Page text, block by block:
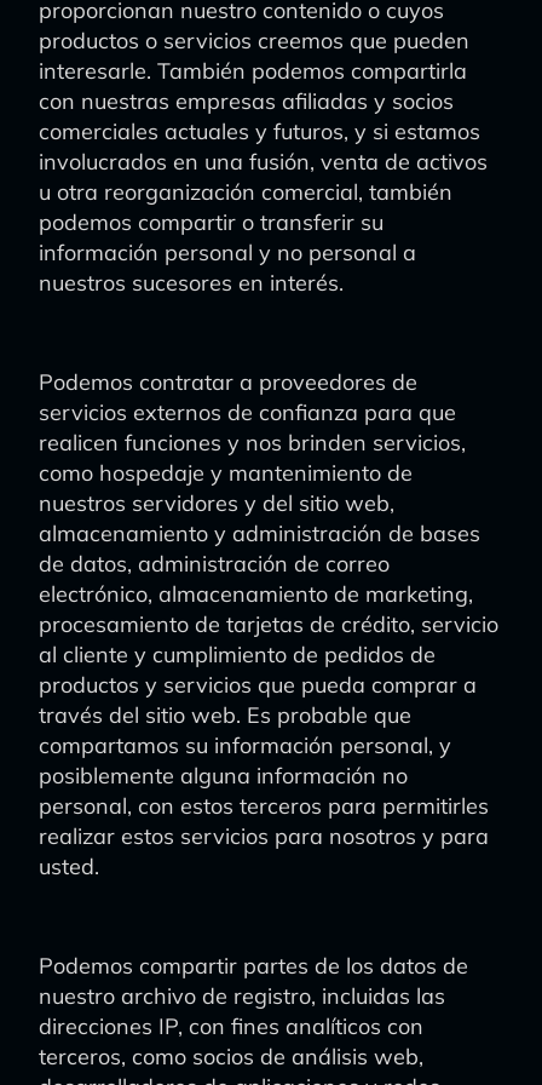
proporcionan nuestro contenido o cuyos
productos o servicios creemos que pueden
interesarle. También podemos compartirla
con nuestras empresas afiliadas y socios
comerciales actuales y futuros, y si estamos
involucrados en una fusión, venta de activos
u otra reorganización comercial, también
podemos compartir o transferir su
información personal y no personal a
nuestros sucesores en interés.
Podemos contratar a proveedores de
servicios externos de confianza para que
realicen funciones y nos brinden servicios,
como hospedaje y mantenimiento de
nuestros servidores y del sitio web,
almacenamiento y administración de bases
de datos, administración de correo
electrónico, almacenamiento de marketing,
procesamiento de tarjetas de crédito, servicio
al cliente y cumplimiento de pedidos de
productos y servicios que pueda comprar a
través del sitio web. Es probable que
compartamos su información personal, y
posiblemente alguna información no
personal, con estos terceros para permitirles
realizar estos servicios para nosotros y para
usted.
Podemos compartir partes de los datos de
nuestro archivo de registro, incluidas las
direcciones IP, con fines analíticos con
terceros, como socios de análisis web,